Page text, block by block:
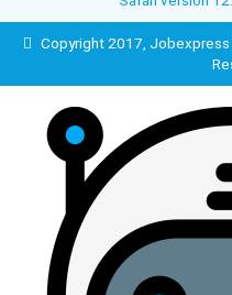
Copyright 2017, Jobexpress